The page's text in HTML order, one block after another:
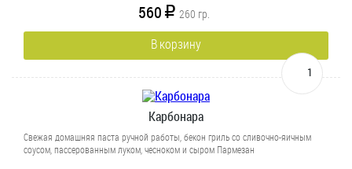
560 R 260 гр.
В корзину
1
Карбонара
Свежая домашняя паста ручной работы, бекон гриль со сливочно-яичным
соусом, пассерованным луком, чесноком и сыром Пармезан